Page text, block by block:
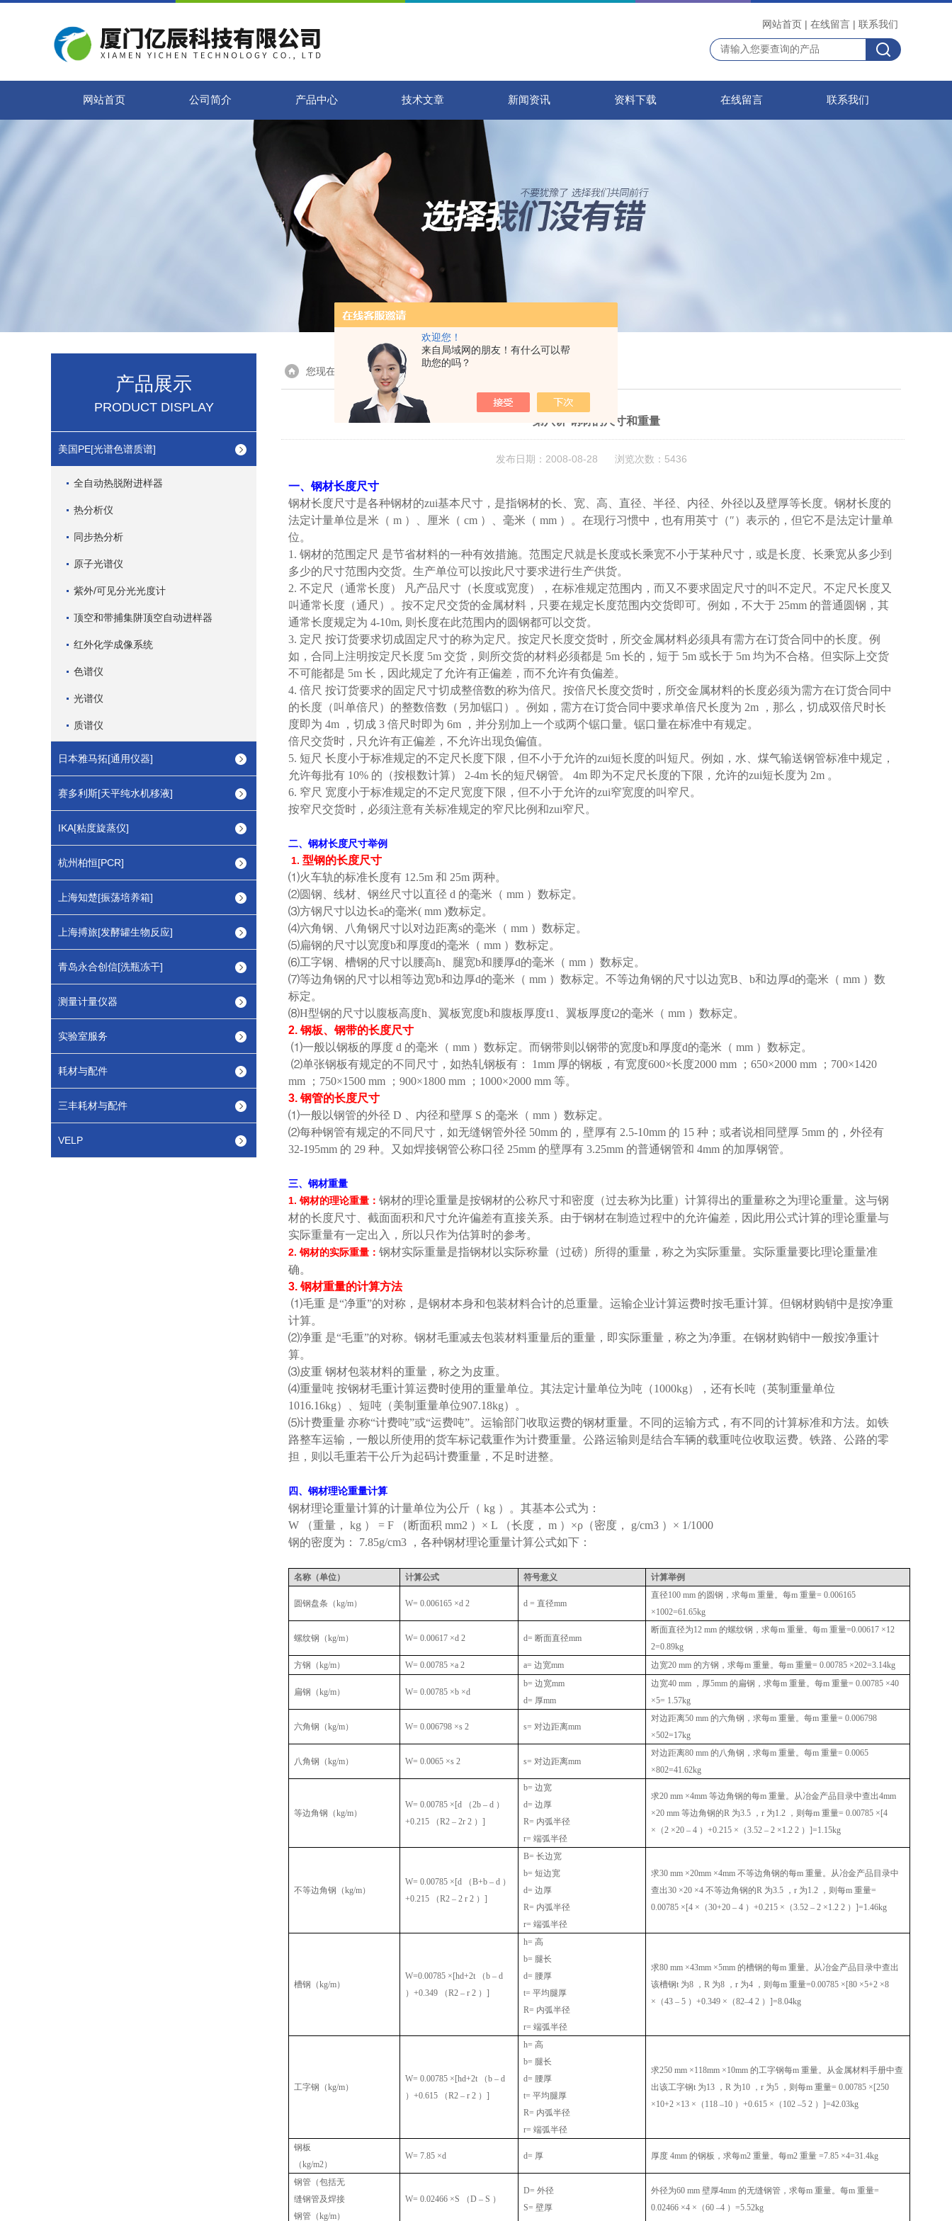
欢迎您！
来自局域网的朋友！有什么可以帮
助您的吗？
网站首页 | 在线留言 | 联系我们
网站首页 公司简介 产品中心 技术文章 新闻资讯 资料下载 在线留言 联系我们
产品展示
PRODUCT DISPLAY
美国PE[光谱色谱质谱]
全自动热脱附进样器
热分析仪
同步热分析
原子光谱仪
紫外/可见分光光度计
顶空和带捕集阱顶空自动进样器
红外化学成像系统
色谱仪
光谱仪
质谱仪
日本雅马拓[通用仪器]
赛多利斯[天平纯水机移液]
IKA[粘度旋蒸仪]
杭州柏恒[PCR]
上海知楚[振荡培养箱]
上海搏旅[发酵罐生物反应]
青岛永合创信[洗瓶冻干]
测量计量仪器
实验室服务
耗材与配件
三丰耗材与配件
VELP
您现在的位置：首页> 技术文章 > 第八讲 钢材的尺寸和重量
第八讲 钢材的尺寸和重量
发布日期：2008-08-28 浏览次数：5436
一、钢材长度尺寸
钢材长度尺寸是各种钢材的zui基本尺寸，是指钢材的长、宽、高、直径、半径、内径、外径以及壁厚等长度。钢材长度的
法定计量单位是米（ m ）、厘米（ cm ）、毫米（ mm ）。在现行习惯中，也有用英寸（″）表示的，但它不是法定计量单
位。
1. 钢材的范围定尺 是节省材料的一种有效措施。范围定尺就是长度或长乘宽不小于某种尺寸，或是长度、长乘宽从多少到
多少的尺寸范围内交货。生产单位可以按此尺寸要求进行生产供货。
2. 不定尺（通常长度）
凡产品尺寸（长度或宽度），在标准规定范围内，而又不要求固定尺寸的叫不定尺。不定尺长度又
叫通常长度（通尺）。按不定尺交货的金属材料，只要在规定长度范围内交货即可。例如，不大于 25mm 的普通圆钢，其
通常长度规定为 4-10m, 则长度在此范围内的圆钢都可以交货。
3. 定尺 按订货要求切成固定尺寸的称为定尺。按定尺长度交货时，所交金属材料必须具有需方在订货合同中的长度。例
如，合同上注明按定尺长度 5m 交货，则所交货的材料必须都是 5m 长的，短于 5m 或长于 5m 均为不合格。但实际上交货
不可能都是 5m 长，因此规定了允许有正偏差，而不允许有负偏差。
4. 倍尺 按订货要求的固定尺寸切成整倍数的称为倍尺。按倍尺长度交货时，所交金属材料的长度必须为需方在订货合同中
的长度（叫单倍尺）的整数倍数（另加锯口）。例如，需方在订货合同中要求单倍尺长度为 2m
，那么，切成双倍尺时长
度即为 4m ，切成 3 倍尺时即为 6m
，并分别加上一个或两个锯口量。锯口量在标准中有规定。
倍尺交货时，只允许有正偏差，不允许出现负偏值。
5. 短尺 长度小于标准规定的不定尺长度下限，但不小于允许的zui短长度的叫短尺。例如，水、煤气输送钢管标准中规定，
允许每批有 10% 的（按根数计算） 2-4m 长的短尺钢管。 4m 即为不定尺长度的下限，允许的zui短长度为 2m 。
6. 窄尺 宽度小于标准规定的不定尺宽度下限，但不小于允许的zui窄宽度的叫窄尺。
按窄尺交货时，必须注意有关标准规定的窄尺比例和zui窄尺。
二、钢材长度尺寸举例
1. 型钢的长度尺寸
⑴火车轨的标准长度有 12.5m 和 25m 两种。
⑵圆钢、线材、钢丝尺寸以直径 d 的毫米（ mm ）数标定。
⑶方钢尺寸以边长a的毫米( mm )数标定。
⑷六角钢、八角钢尺寸以对边距离s的毫米（ mm ）数标定。
⑸扁钢的尺寸以宽度b和厚度d的毫米（ mm ）数标定。
⑹工字钢、槽钢的尺寸以腰高h 、腿宽b和腰厚d的毫米（ mm ）数标定。
⑺等边角钢的尺寸以相等边宽b和边厚d的毫米（ mm ）数标定。不等边角钢的尺寸以边宽B b和边厚d的毫米（ mm ）数
标定。
⑻H型钢的尺寸以腹板高度h 、翼板宽度b和腹板厚度t1 、翼板厚度t2的毫米（ mm ）数标定。
2.钢板、钢带的长度尺寸
⑴一般以钢板的厚度 d 的毫米（ mm ）数标定。而钢带则以钢带的宽度b和厚度d的毫米（ mm ）数标定。
⑵单张钢板有规定的不同尺寸，如热轧钢板有： 1mm 厚的钢板，有宽度600×长度2000 mm ； 650×2000 mm ； 700×1420
mm
； 750×1500 mm ； 900×1800 mm ； 1000×2000 mm 等。
3.钢管的长度尺寸
⑴一般以钢管的外径 D 、内径和壁厚 S 的毫米（ mm ）数标定。
⑵每种钢管有规定的不同尺寸，如无缝钢管外径 50mm 的，壁厚有 2.5-10mm 的 15 种；或者说相同壁厚 5mm 的，外径有
32-195mm 的 29 种。又如焊接钢管公称口径 25mm 的壁厚有 3.25mm 的普通钢管和 4mm 的加厚钢管。
三、钢材重量
1. 钢材的理论重量： 钢材的理论重量是按钢材的公称尺寸和密度（过去称为比重）计算得出的重量称之为理论重量。这与钢
材的长度尺寸、截面面积和尺寸允许偏差有直接关系。由于钢材在制造过程中的允许偏差，因此用公式计算的理论重量与
实际重量有一定出入，所以只作为估算时的参考。
2. 钢材的实际重量： 钢材实际重量是指钢材以实际称量（过磅）所得的重量，称之为实际重量。实际重量要比理论重量准
确。
3.钢材重量的计算方法
⑴毛重 是“净重”的对称，是钢材本身和包装材料合计的总重量。运输企业计算运费时按毛重计算。但钢材购销中是按净重
计算。
⑵净重 是“毛重”的对称。钢材毛重减去包装材料重量后的重量，即实际重量，称之为净重。在钢材购销中一般按净重计
算。
⑶皮重 钢材包装材料的重量，称之为皮重。
⑷重量吨 按钢材毛重计算运费时使用的重量单位。其法定计量单位为吨（1000kg），还有长吨（英制重量单位
1016.16kg）、短吨（美制重量单位907.18kg）。
⑸计费重量 亦称“计费吨”或“运费吨”。运输部门收取运费的钢材重量。不同的运输方式，有不同的计算标准和方法。如铁
路整车运输，一般以所使用的货车标记载重作为计费重量。公路运输则是结合车辆的载重吨位收取运费。铁路、公路的零
担，则以毛重若干公斤为起码计费重量，不足时进整。
四、钢材理论重量计算
钢材理论重量计算的计量单位为公斤（ kg ）。其基本公式为：
W
（重量， kg ） = F （断面积 mm2 ） × L （长度， m ） ×ρ （密度， g/cm3 ） × 1/1000
钢的密度为：
7.85g/cm3 ，各种钢材理论重量计算公式如下：
名称（单位） 计算公式 符号意义 计算举例
圆钢盘条（kg/m） W= 0.006165 ×d 2 d =直径mm
直径100 mm的圆钢，求每m重量。每m重量= 0.006165
×1002=61.65kg
螺纹钢（kg/m） W= 0.00617 ×d 2 d= 断面直径mm
断面直径为12 mm的螺纹钢，求每m重量。每m重量=0.00617 ×12
2=0.89kg
方钢（kg/m） W= 0.00785 ×a 2 a=边宽mm 边宽20 mm的方钢，求每m重量。每m重量= 0.00785 ×202=3.14kg
扁钢（kg/m） W= 0.00785 ×b ×d
b=边宽mm
d= 厚mm
边宽40 mm ，厚5mm的扁钢，求每m重量。每m重量= 0.00785 ×40
×5= 1.57kg
六角钢（kg/m） W= 0.006798 ×s 2 s=对边距离mm
对边距离50 mm的六角钢，求每m重量。每m重量= 0.006798
×502=17kg
八角钢（kg/m） W= 0.0065 ×s 2 s=对边距离mm
对边距离80 mm的八角钢，求每m重量。每m重量= 0.0065
×802=41.62kg
等边角钢（kg/m）
W= 0.00785 ×[d （2b – d ）
+0.215
（R2 – 2r 2 ）]
b=边宽
d=边厚
R= 内弧半径
r=端弧半径
求20 mm ×4mm等边角钢的每m重量。从冶金产品目录中查出4mm
×20 mm等边角钢的R 为3.5 ，r 为1.2 ，则每m重量= 0.00785 ×[4
× （2 ×20 – 4 ）+0.215 × （3.52 – 2 ×1.2 2 ）]=1.15kg
不等边角钢（kg/m）
W= 0.00785 ×[d （B+b – d ）
+0.215
（R2 – 2 r 2 ）]
B=长边宽
b=短边宽
d=边厚
R= 内弧半径
r=端弧半径
求30 mm ×20mm ×4mm不等边角钢的每m重量。从冶金产品目录中
查出30 ×20 ×4不等边角钢的R 为3.5 ，r 为1.2 ，则每m重量=
0.00785 ×[4 × （30+20 – 4 ）+0.215 × （3.52 – 2 ×1.2 2 ）]=1.46kg
槽钢（kg/m）
W=0.00785 ×[hd+2t （b – d
）+0.349 （R2 – r 2 ）]
h=高
b= 腿长
d= 腰厚
t=平均腿厚
R= 内弧半径
r=端弧半径
求80 mm ×43mm ×5mm的槽钢的每m重量。从冶金产品目录中查出
该槽钢t 为8 ，R 为8 ，r 为4 ，则每m重量=0.00785 ×[80 ×5+2 ×8
× （43 – 5 ）+0.349 × （82–4 2 ）]=8.04kg
工字钢（kg/m）
W= 0.00785 ×[hd+2t （b – d
）+0.615 （R2 – r 2 ）]
h=高
b= 腿长
d= 腰厚
t=平均腿厚
R= 内弧半径
r=端弧半径
求250 mm ×118mm ×10mm的工字钢每m重量。从金属材料手册中查
出该工字钢t 为13 ，R 为10 ，r 为5 ，则每m重量= 0.00785 ×[250
×10+2 ×13 × （ 118 –10 ）+0.615 × （ 102 –5 2 ）]=42.03kg
钢板
（kg/m2）
W= 7.85 ×d d= 厚 厚度 4mm的钢板，求每m2重量。每m2重量 =7.85 ×4=31.4kg
钢管（包括无
缝钢管及焊接
钢管（kg/m）
W= 0.02466 ×S （D – S ）
D=外径
S=壁厚
外径为60 mm壁厚4mm的无缝钢管，求每m重量。每m重量=
0.02466 ×4 × （60 –4 ）=5.52kg